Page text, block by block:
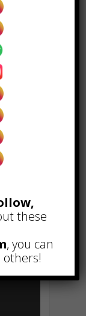
these
, you can
others!